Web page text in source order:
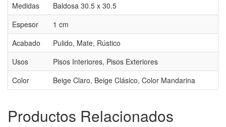
Medidas
Baldosa 30.5 x 30.5
Espesor
1 cm
Acabado
Pulido, Mate, Rústico
Usos
Pisos Interiores, Pisos Exteriores
Color
Beige Claro, Beige Clásico, Color Mandarina
Productos Relacionados